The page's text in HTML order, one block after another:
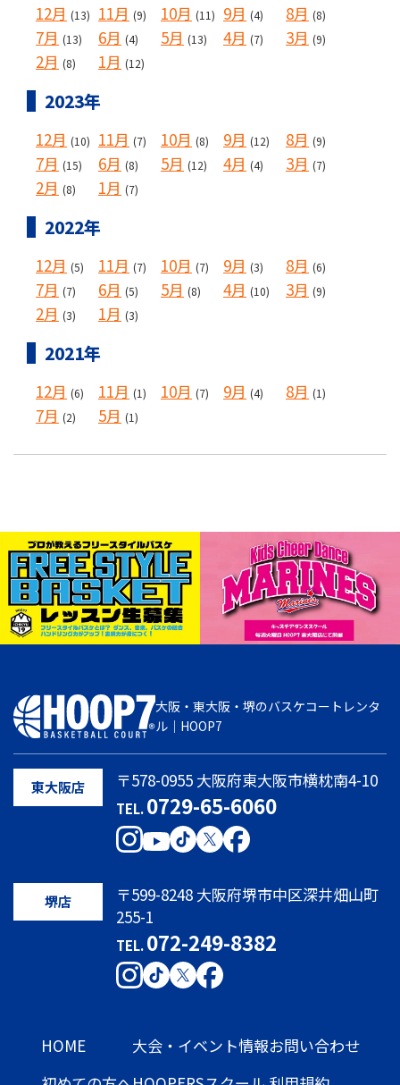
12月 (13) 11月 (9) 10月 (11) 9月 (4) 8月 (8)
7月 (13) 6月 (4) 5月 (13) 4月 (7) 3月 (9)
2月 (8) 1月 (12)
2023年
12月 (10) 11月 (7) 10月 (8) 9月 (12) 8月 (9)
7月 (15) 6月 (8) 5月 (12) 4月 (4) 3月 (7)
2月 (8) 1月 (7)
2022年
12月 (5) 11月 (7) 10月 (7) 9月 (3) 8月 (6)
7月 (7) 6月 (5) 5月 (8) 4月 (10) 3月 (9)
2月 (3) 1月 (3)
2021年
12月 (6) 11月 (1) 10月 (7) 9月 (4) 8月 (1)
7月 (2) 5月 (1)
大阪・東大阪・堺のバスケコートレンタ
ル｜HOOP7
東大阪店 〒578-0955 大阪府東大阪市横枕南4-10
TEL.0729-65-6060
堺店
〒599-8248 大阪府堺市中区深井畑山町
255-1
TEL.072-249-8382
HOME
大会・イベント情報お問い合わせ